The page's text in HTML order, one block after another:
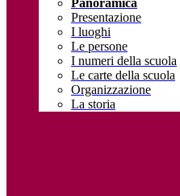
Panoramica
Presentazione
I luoghi
Le persone
I numeri della scuola
Le carte della scuola
Organizzazione
La storia